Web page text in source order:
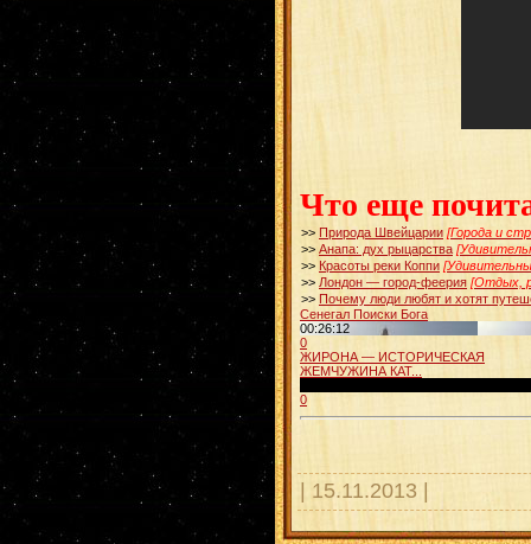
Что еще
>> Природа Швейцарии [Города и
>> Анапа: дух рыцарства
>> Красоты реки Коппи
>> Лондон — город-феерия [Отдых,
>> Почему люди любят и хотят
Сенегал Поиски Бога
00:26:12
0
ЖИРОНА — ИСТОРИЧЕСКАЯ
ЖЕМЧУЖИНА КАТ...
0
| 15.11.2013 |